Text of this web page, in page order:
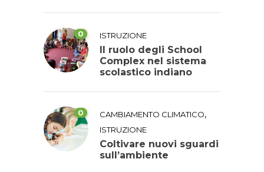
0 ISTRUZIONE
Il ruolo degli School
Complex nel sistema
scolastico indiano
0 CAMBIAMENTO CLIMATICO,
ISTRUZIONE
Coltivare nuovi sguardi
sull’ambiente